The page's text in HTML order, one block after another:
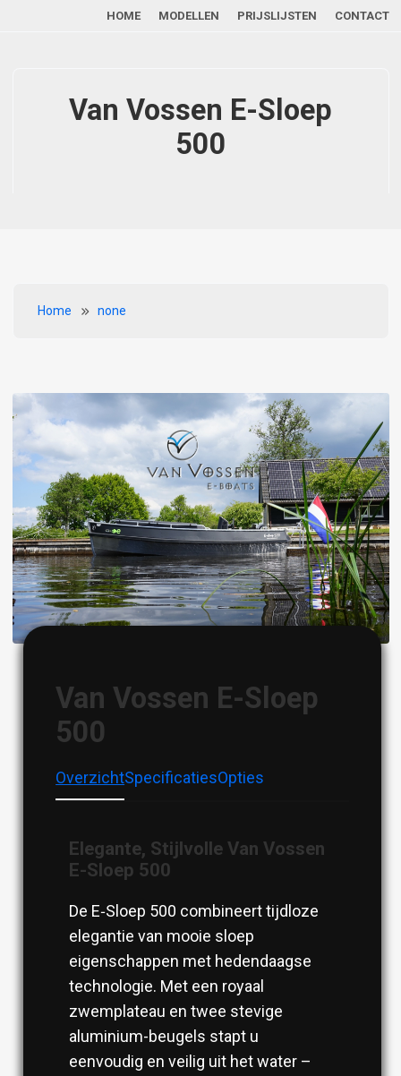
Overslaan en naar de inhoud gaan
Main navigation
HOME MODELLEN PRIJSLIJSTEN CONTACT
Van Vossen E-Sloep
500
Kruimelpad
Home none
Image
Van Vossen E-Sloep
500
OverzichtSpecificatiesOpties
Elegante, Stijlvolle Van Vossen
E-Sloep 500
De E‑Sloep 500 combineert tijdloze
elegantie van mooie sloep
eigenschappen met hedendaagse
technologie. Met een royaal
zwemplateau en twee stevige
aluminium-beugels stapt u
eenvoudig en veilig uit het water –